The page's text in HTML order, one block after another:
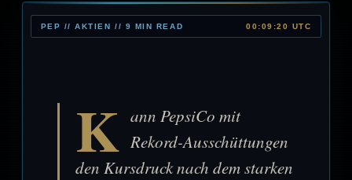
PEP // AKTIEN // 9 MIN READ 00:09:20 UTC
K ann PepsiCo mit
Rekord-Ausschüttungen
den Kursdruck nach dem starken